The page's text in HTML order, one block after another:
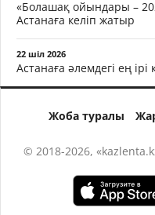
«Болашақ ойындары –
Астанаға келіп жатыр
22 шіл 2026
Астанаға әлемдегі ең
Жоба туралы
© 2018-2026,